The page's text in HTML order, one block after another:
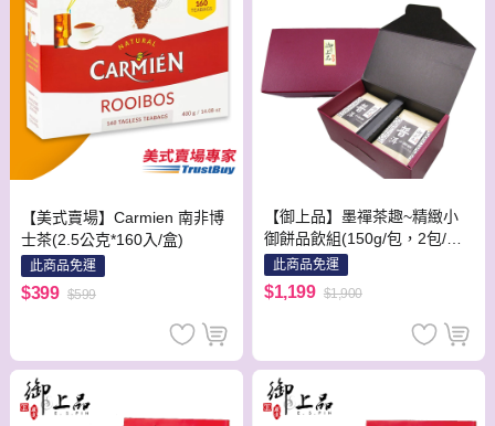
【美式賣場】Carmien 南非博
士茶(2.5公克*160入/盒)
此商品免運
$399 $599
【御上品】墨禪茶趣~精緻小
御餅品飲組(150g/包，2包/組)
贈山水茶具組1組！
此商品免運
$1,199 $1,900